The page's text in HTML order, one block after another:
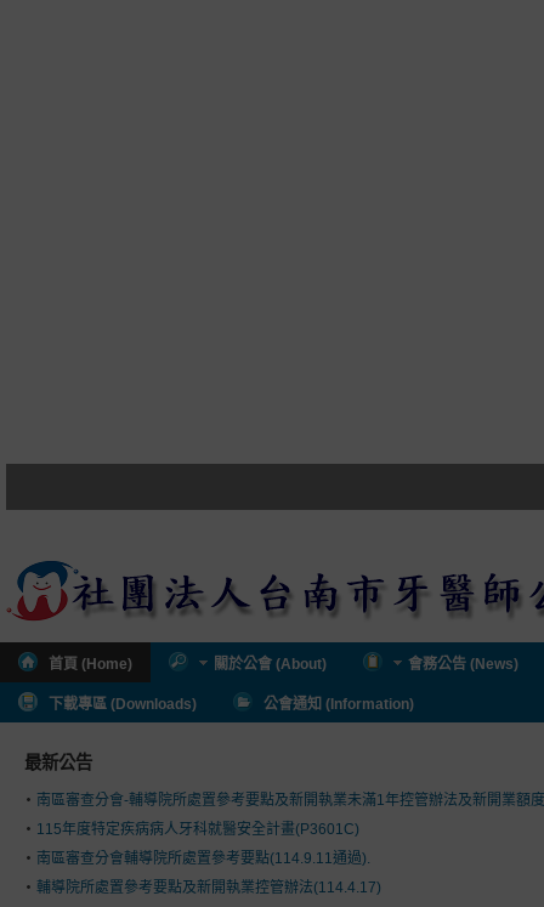
首頁 (Home) 關於公會 (About) 會務公告 (News)
下載專區 (Downloads) 公會通知 (Information)
最新公告
南區審查分會-輔導院所處置參考要點及新開執業未滿1年控管辦法及新開業額
115年度特定疾病病人牙科就醫安全計畫(P3601C)
南區審查分會輔導院所處置參考要點(114.9.11通過).
輔導院所處置參考要點及新開執業控管辦法(114.4.17)